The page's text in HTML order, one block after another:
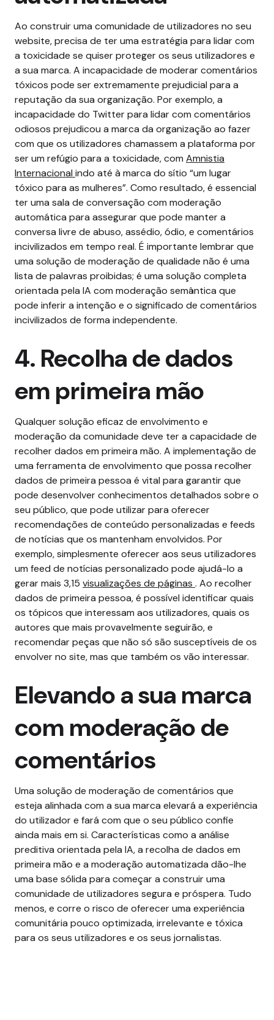
Ao construir uma comunidade de utilizadores no seu
website, precisa de ter uma estratégia para lidar com
a toxicidade se quiser proteger os seus utilizadores e
a sua marca. A incapacidade de moderar comentários
tóxicos pode ser extremamente prejudicial para a
reputação da sua organização. Por exemplo, a
incapacidade do Twitter para lidar com comentários
odiosos prejudicou a marca da organização ao fazer
com que os utilizadores chamassem a plataforma por
ser um refúgio para a toxicidade, com Amnistia
Internacional indo até à marca do sítio “um lugar
tóxico para as mulheres”. Como resultado, é essencial
ter uma sala de conversação com moderação
automática para assegurar que pode manter a
conversa livre de abuso, assédio, ódio, e comentários
incivilizados em tempo real. É importante lembrar que
uma solução de moderação de qualidade não é uma
lista de palavras proibidas; é uma solução completa
orientada pela IA com moderação semântica que
pode inferir a intenção e o significado de comentários
incivilizados de forma independente.
4. Recolha de dados
em primeira mão
Qualquer solução eficaz de envolvimento e
moderação da comunidade deve ter a capacidade de
recolher dados em primeira mão. A implementação de
uma ferramenta de envolvimento que possa recolher
dados de primeira pessoa é vital para garantir que
pode desenvolver conhecimentos detalhados sobre o
seu público, que pode utilizar para oferecer
recomendações de conteúdo personalizadas e feeds
de notícias que os mantenham envolvidos. Por
exemplo, simplesmente oferecer aos seus utilizadores
um feed de notícias personalizado pode ajudá-lo a
gerar mais 3,15 visualizações de páginas . Ao recolher
dados de primeira pessoa, é possível identificar quais
os tópicos que interessam aos utilizadores, quais os
autores que mais provavelmente seguirão, e
recomendar peças que não só são susceptíveis de os
envolver no site, mas que também os vão interessar.
Elevando a sua marca
com moderação de
comentários
Uma solução de moderação de comentários que
esteja alinhada com a sua marca elevará a experiência
do utilizador e fará com que o seu público confie
ainda mais em si. Características como a análise
preditiva orientada pela IA, a recolha de dados em
primeira mão e a moderação automatizada dão-lhe
uma base sólida para começar a construir uma
comunidade de utilizadores segura e próspera. Tudo
menos, e corre o risco de oferecer uma experiência
comunitária pouco optimizada, irrelevante e tóxica
para os seus utilizadores e os seus jornalistas.